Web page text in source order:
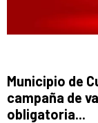
Municipio de
campaña de
obligatoria...